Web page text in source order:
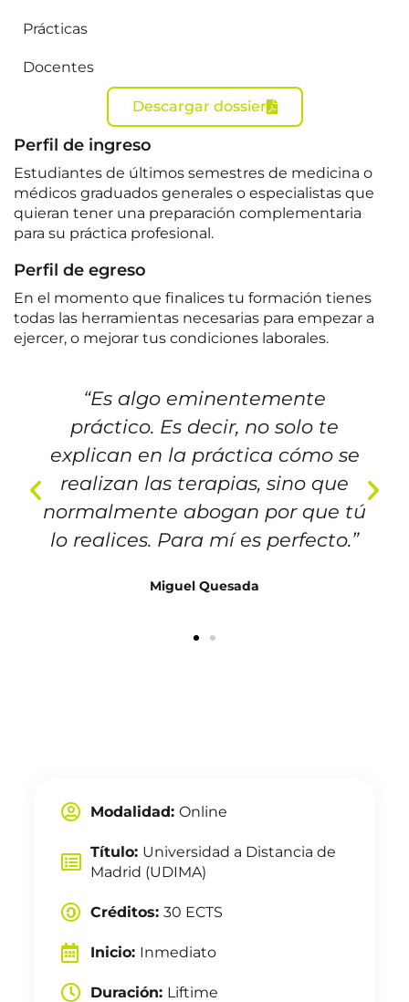
Prácticas
Docentes
Descargar dossier
Perfil de ingreso
Estudiantes de últimos semestres de medicina o
médicos graduados generales o especialistas que
quieran tener una preparación complementaria
para su práctica profesional.
Perfil de egreso
En el momento que finalices tu formación tienes
todas las herramientas necesarias para empezar a
ejercer, o mejorar tus condiciones laborales.
“Es algo eminentemente
práctico. Es decir, no solo te
explican en la práctica cómo se
realizan las terapias, sino que
normalmente abogan por que tú
lo realices. Para mí es perfecto.”
Miguel Quesada
Modalidad:Online
Título: Universidad a Distancia de
Madrid (UDIMA)
Créditos:30 ECTS
Inicio: Inmediato
Duración: Liftime